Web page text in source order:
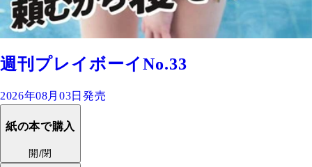
週刊プレイボーイNo.33
2026年08月03日発売
紙の本で購入
開/閉